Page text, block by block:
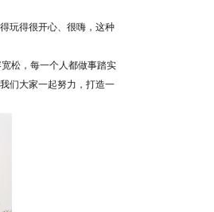
玩得很开心、很嗨，这种
松，每一个人都做事踏实
们大家一起努力，打造一